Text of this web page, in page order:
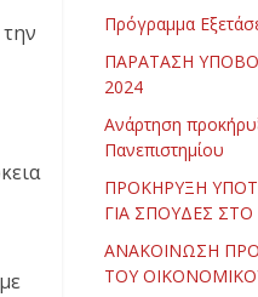
Πρόγραμμα
ΠΑΡΑΤΑΣΗ
2024
Ανάρτηση
Πανεπιστημίου
ΠΡΟΚΗΡΥΞΗ
ΓΙΑ ΣΠΟΥΔΕΣ ΣΤΟ
ΑΝΑΚΟΙΝΩΣΗ
ΤΟΥ